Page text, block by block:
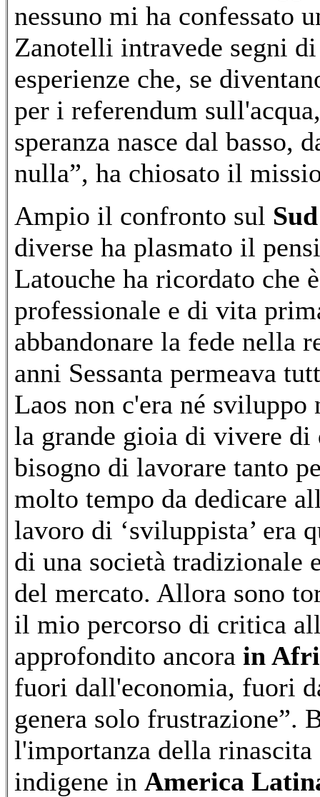
nessuno mi ha confessato
Zanotelli intravede segni
esperienze che, se
per i referendum
speranza nasce dal basso,
nulla”, ha chiosato il
Ampio il confronto sul
diverse ha plasmato il
Latouche ha ricordato che
professionale e di vita
abbandonare la fede nella
anni Sessanta permeava
Laos non c'era né
la grande gioia di vivere di
bisogno di lavorare tanto
molto tempo da dedicare
lavoro di ‘sviluppista’ era
di una società tradizionale
del mercato. Allora sono
il mio percorso di critica
approfondito ancora in
fuori dall'economia, fuori
genera solo frustrazione”.
l'importanza della
indigene in America